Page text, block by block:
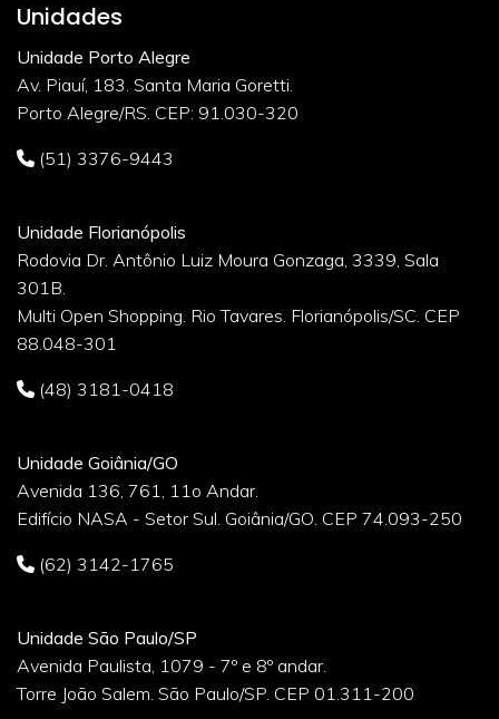
Unidades
Unidade Porto Alegre
Av. Piauí, 183. Santa Maria Goretti.
Porto Alegre/RS. CEP: 91.030-320
(51) 3376-9443
Unidade Florianópolis
Rodovia Dr. Antônio Luiz Moura Gonzaga, 3339, Sala
301B.
Multi Open Shopping. Rio Tavares. Florianópolis/SC. CEP
88.048-301
(48) 3181-0418
Unidade Goiânia/GO
Avenida 136, 761, 11o Andar.
Edifício NASA - Setor Sul. Goiânia/GO. CEP 74.093-250
(62) 3142-1765
Unidade São Paulo/SP
Avenida Paulista, 1079 - 7º e 8º andar.
Torre João Salem. São Paulo/SP. CEP 01.311-200